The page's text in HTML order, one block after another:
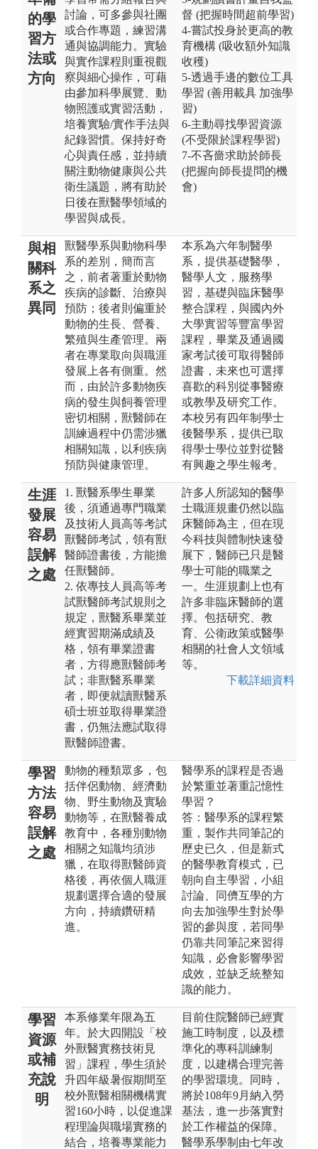
的學
習方
法或
方向
討論，可多參與社團
或合作專題，練習溝
通與協調能力。實驗
與實作課程則重視觀
察與細心操作，可藉
由參加科學展覽、動
物照護或實習活動，
培養實驗/實作手法與
紀錄習慣。保持好奇
心與責任感，並持續
關注動物健康與公共
衛生議題，將有助於
日後在獸醫學領域的
學習與成長。
督 (把握時間超前學習)
4-嘗試投身於更高的教
育機構 (吸收額外知識
收穫)
5-透過手邊的數位工具
學習 (善用載具 加強學
習)
6-主動尋找學習資源
(不受限於課程學習)
7-不吝嗇求助於師長
(把握向師長提問的機
會)
與相
關科
系之
異同
獸醫學系與動物科學
系的差別，簡而言
之，前者著重於動物
疾病的診斷、治療與
預防；後者則偏重於
動物的生長、營養、
繁殖與生產管理。兩
者在專業取向與職涯
發展上各有側重。然
而，由於許多動物疾
病的發生與飼養管理
密切相關，獸醫師在
訓練過程中仍需涉獵
相關知識，以利疾病
預防與健康管理。
本系為六年制醫學
系，提供基礎醫學，
醫學人文，服務學
習，基礎與臨床醫學
整合課程，與國內外
大學實習等豐富學習
課程，畢業及通過國
家考試後可取得醫師
證書，未來也可選擇
喜歡的科別從事醫療
或教學及研究工作。
本校另有四年制學士
後醫學系，提供已取
得學士學位並對從醫
有興趣之學生報考。
生涯
發展
容易
誤解
之處
1. 獸醫系學生畢業
後，須通過專門職業
及技術人員高等考試
獸醫師考試，領有獸
醫師證書後，方能擔
任獸醫師。
2. 依專技人員高等考
試獸醫師考試規則之
規定，獸醫系畢業並
經實習期滿成績及
格，領有畢業證書
者，方得應獸醫師考
試；非獸醫系畢業
者，即便就讀獸醫系
碩士班並取得畢業證
書，仍無法應試取得
獸醫師證書。
許多人所認知的醫學
士職涯規畫仍然以臨
床醫師為主，但在現
今科技與體制快速發
展下，醫師已只是醫
學士可能的職業之
一。生涯規劃上也有
許多非臨床醫師的選
擇。包括研究、教
育、公衛政策或醫學
相關的社會人文領域
等。
下載詳細資料
學習
方法
容易
誤解
之處
動物的種類眾多，包
括伴侶動物、經濟動
物、野生動物及實驗
動物等，在獸醫養成
教育中，各種別動物
相關之知識均須涉
獵，在取得獸醫師資
格後，再依個人職涯
規劃選擇合適的發展
方向，持續鑽研精
進。
醫學系的課程是否過
於繁重並著重記憶性
學習？
答：醫學系的課程繁
重，製作共同筆記的
歷史已久，但是新式
的醫學教育模式，已
朝向自主學習，小組
討論、同儕互學的方
向去加強學生對於學
習的參與度，若同學
仍靠共同筆記來習得
知識，必會影響學習
成效，並缺乏統整知
識的能力。
學習
資源
或補
充說
明
本系修業年限為五
年。於大四開設「校
外獸醫實務技術見
習」課程，學生須於
升四年級暑假期間至
校外獸醫相關機構實
習160小時，以促進課
程理論與職場實務的
結合，培養專業能力
目前住院醫師已經實
施工時制度，以及標
準化的專科訓練制
度，以建構合理完善
的學習環境。同時，
將於108年9月納入勞
基法，進一步落實對
於工作權益的保障。
醫學系學制由七年改